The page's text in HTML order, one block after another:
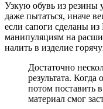
Узкую обувь из резины
даже пытаться, иначе
если сапоги сделаны
манипуляциям на
налить в изделие
Достаточно
результата. Когда
потом поставить
материал смог